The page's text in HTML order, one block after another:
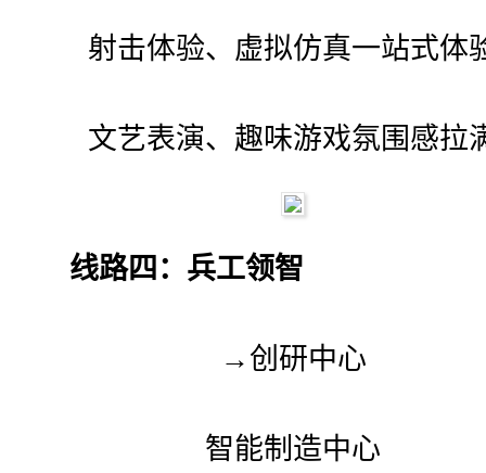
射击体验、虚拟仿真一站式体
文艺表演、趣味游戏氛围感拉
线路四：兵工领智
→创研中心
智能制造中心